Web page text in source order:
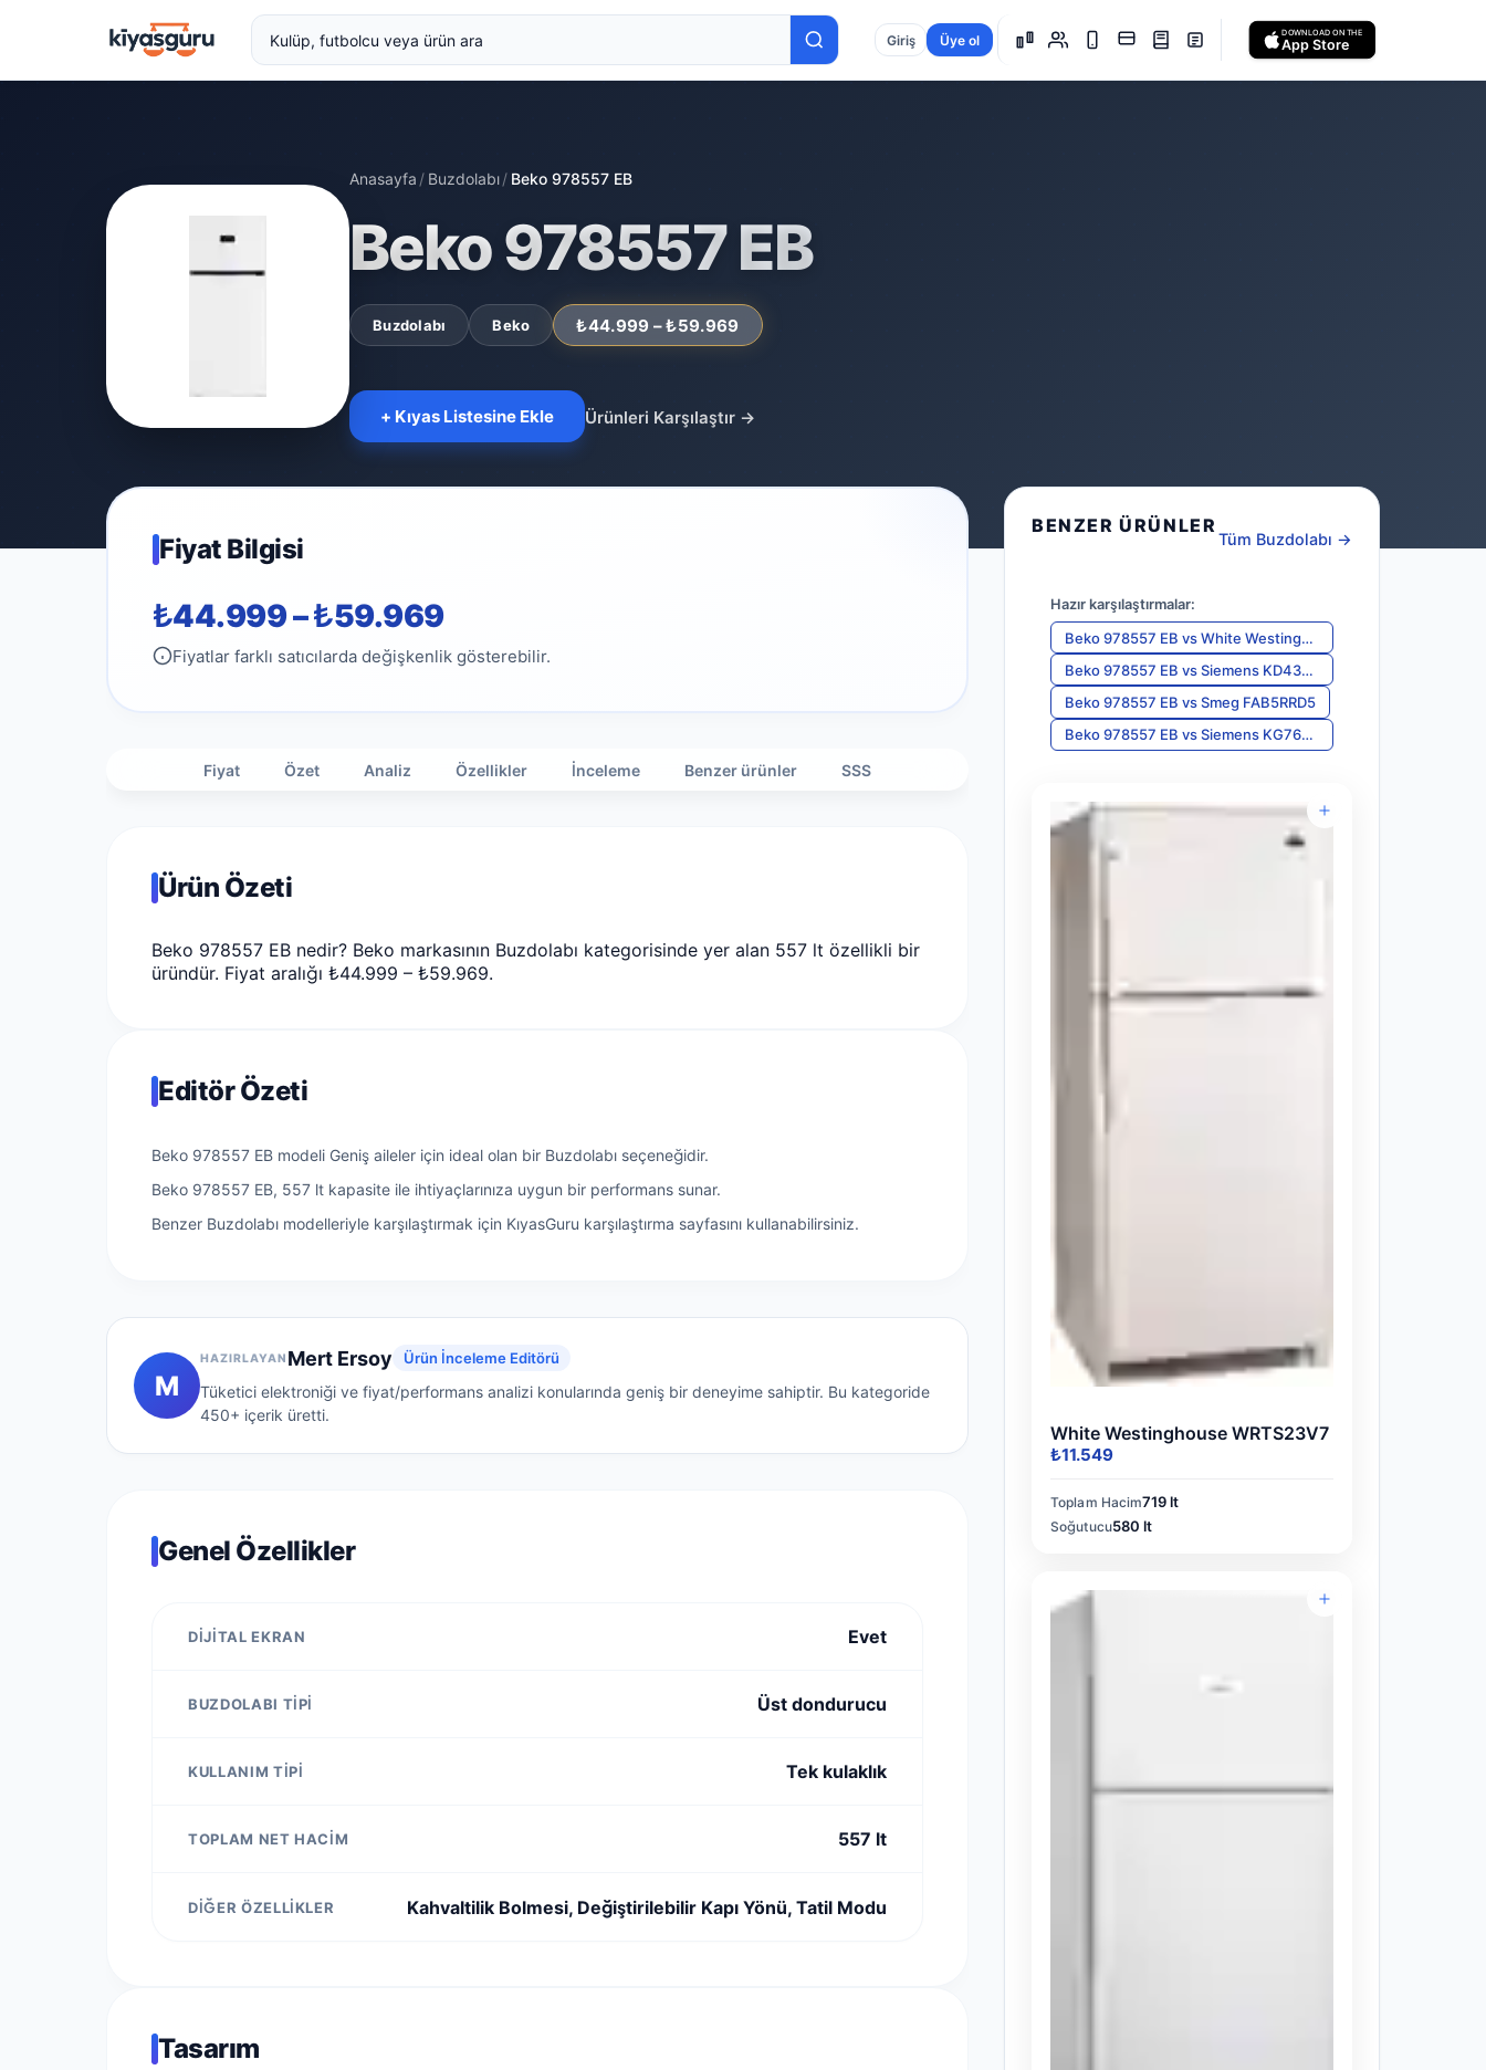
Giriş Üye ol DOWNLOAD ON THE
App Store
Anasayfa / Buzdolabı/ Beko 978557 EB
Beko 978557 EB
Buzdolabı Beko ₺44.999 – ₺59.969
+ Kıyas Listesine Ekle Ürünleri Karşılaştır →
Fiyat Bilgisi
₺44.999 – ₺59.969
Fiyatlar farklı satıcılarda değişkenlik gösterebilir.
Fiyat Özet Analiz Özellikler İnceleme Benzer ürünler SSS
Ürün Özeti
Beko 978557 EB nedir? Beko markasının Buzdolabı kategorisinde yer alan 557 lt özellikli bir
üründür. Fiyat aralığı ₺44.999 – ₺59.969.
Editör Özeti
Beko 978557 EB modeli Geniş aileler için ideal olan bir Buzdolabı seçeneğidir.
Beko 978557 EB, 557 lt kapasite ile ihtiyaçlarınıza uygun bir performans sunar.
Benzer Buzdolabı modelleriyle karşılaştırmak için KıyasGuru karşılaştırma sayfasını kullanabilirsiniz.
M
HAZIRLAYAN Mert Ersoy Ürün İnceleme Editörü
Tüketici elektroniği ve fiyat/performans analizi konularında geniş bir deneyime sahiptir. Bu kategoride
450+ içerik üretti.
Genel Özellikler
DIJITAL EKRAN Evet
BUZDOLABI TIPI Üst dondurucu
KULLANIM TIPI Tek kulaklık
TOPLAM NET HACIM 557 lt
DIĞER ÖZELLIKLER Kahvaltilik Bolmesi, Değiştirilebilir Kapı Yönü, Tatil Modu
Tasarım
BENZER ÜRÜNLER
Tüm Buzdolabı →
Hazır karşılaştırmalar:
Beko 978557 EB vsWhite Westinghouse WRTS23V7
Beko 978557 EB vsSiemens KD43VVW20N
Beko 978557 EB vsSmeg FAB5RRD5
Beko 978557 EB vsSiemens KG76APIF0N
White Westinghouse WRTS23V7
₺11.549
Toplam Hacim719 lt
Soğutucu580 lt